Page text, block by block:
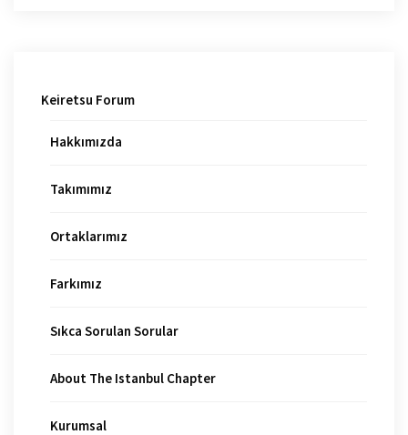
Keiretsu Forum
Hakkımızda
Takımımız
Ortaklarımız
Farkımız
Sıkca Sorulan Sorular
About The Istanbul Chapter
Kurumsal